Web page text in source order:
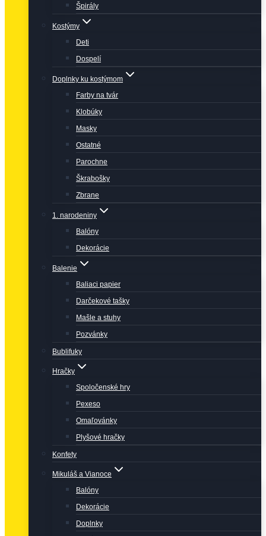
Špirály
Kostýmy
Deti
Dospelí
Doplnky ku kostýmom
Farby na tvár
Klobúky
Masky
Ostatné
Parochne
Škrabošky
Zbrane
1. narodeniny
Balóny
Dekorácie
Balenie
Baliaci papier
Darčekové tašky
Mašle a stuhy
Pozvánky
Bublifuky
Hračky
Spoločenské hry
Pexeso
Omaľovánky
Plyšové hračky
Konfety
Mikuláš a Vianoce
Balóny
Dekorácie
Doplnky